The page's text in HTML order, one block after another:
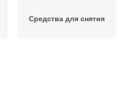
Средства для снятия